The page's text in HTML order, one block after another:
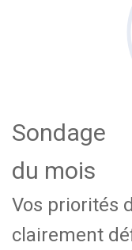
Sondage
du mois
Vos priorités
clairement